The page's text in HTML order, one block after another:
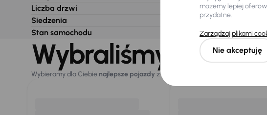
Liczba drzwi
Siedzenia
Stan samochodu
Wybraliśmy dla
Wybieramy dla Ciebie najlepsze pojazdy z naszej oferty. Kupimy dla Ciebie
możemy lepiej
przydatne.
Zarządzaj plikami
Nie akceptuję